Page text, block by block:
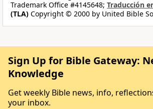
Trademark Office #4145648; Traducción
(TLA) Copyright © 2000 by United Bible
Sign Up for Bible Gateway:
Knowledge
Get weekly Bible news, info,
your inbox.